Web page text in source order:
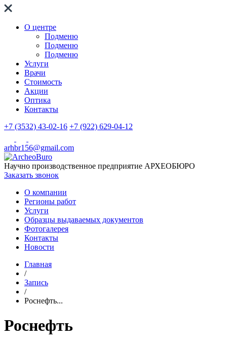
О центре
Подменю
Подменю
Подменю
Услуги
Врачи
Стоимость
Акции
Оптика
Контакты
+7 (3532) 43-02-16 +7 (922) 629-04-12
arhbr156@gmail.com
Научно производственное предприятие АРХЕОБЮРО
Заказать звонок
О компании
Регионы работ
Услуги
Образцы выдаваемых документов
Фотогалерея
Контакты
Новости
Главная
/
Запись
/
Роснефть...
Роснефть